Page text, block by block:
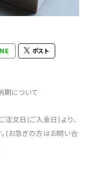
ポスト
期について
注文日(ご入金日)より、
(お急ぎの方はお問い合